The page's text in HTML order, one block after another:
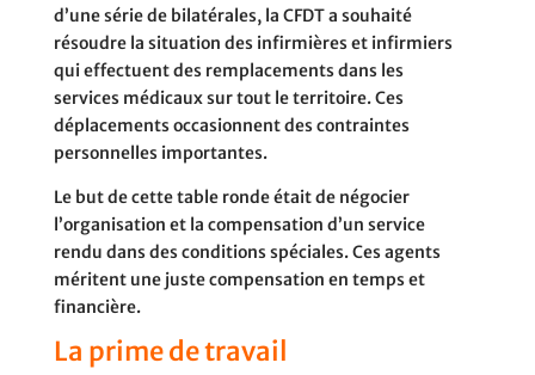
d’une série de bilatérales, la CFDT a souhaité
résoudre la situation des infirmières et infirmiers
qui effectuent des remplacements dans les
services médicaux sur tout le territoire. Ces
déplacements occasionnent des contraintes
personnelles importantes.
Le but de cette table ronde était de négocier
l’organisation et la compensation d’un service
rendu dans des conditions spéciales. Ces agents
méritent une juste compensation en temps et
financière.
La prime de travail